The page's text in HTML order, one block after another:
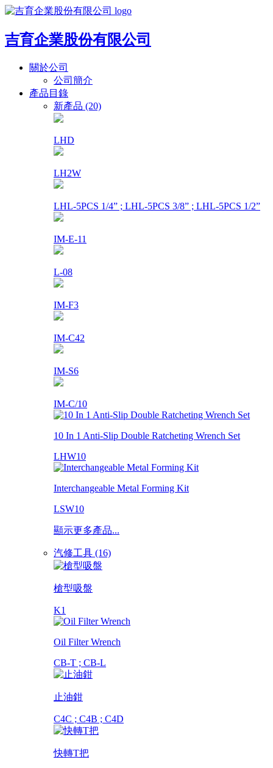
吉育企業股份有限公司
關於公司
公司簡介
產品目錄
新產品 (20)
LHD
LH2W
LHL-5PCS 1/4” ; LHL-5PCS 3/8” ; LHL-5PCS 1/2”
IM-E-11
L-08
IM-F3
IM-C42
IM-S6
IM-C/10
10 In 1 Anti-Slip Double Ratcheting Wrench Set
LHW10
Interchangeable Metal Forming Kit
LSW10
顯示更多產品...
汽修工具 (16)
槍型吸盤
K1
Oil Filter Wrench
CB-T ; CB-L
止油鉗
C4C ; C4B ; C4D
快轉T把